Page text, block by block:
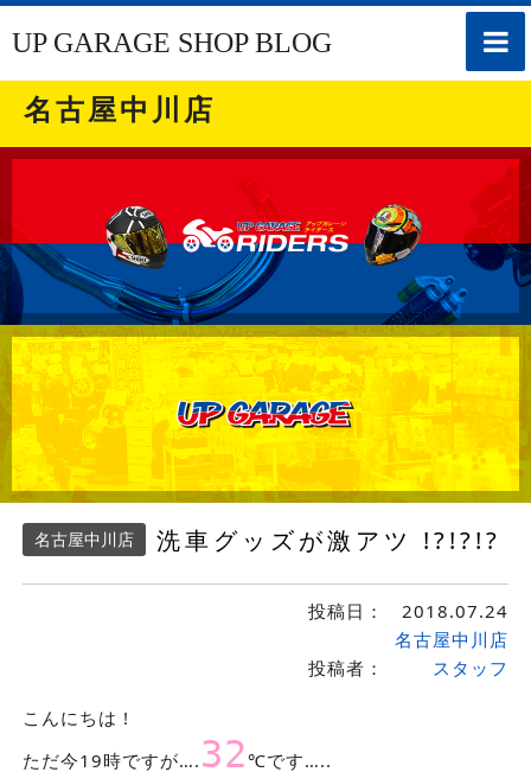
toggle
UP GARAGE SHOP BLOG
名古屋中川店
名古屋中川店 洗車グッズが激アツ !?!?!?
投稿日： 2018.07.24
投稿者：
名古屋中川店
スタッフ
こんにちは !
ただ今19時ですが…. 32℃です…..